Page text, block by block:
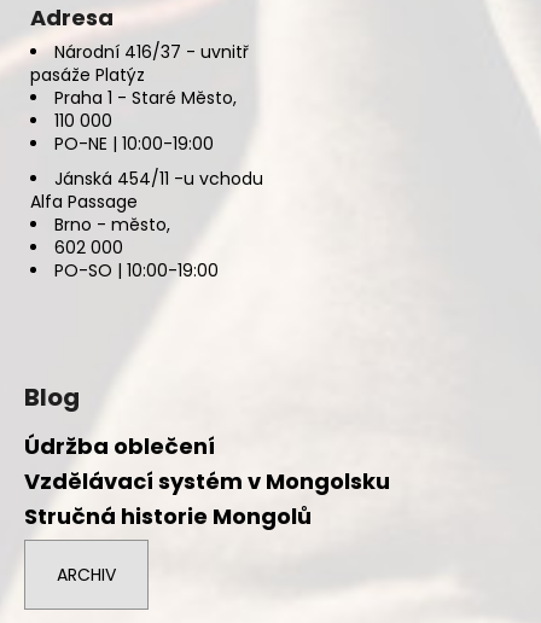
Adresa
Národní 416/37 - uvnitř
pasáže Platýz
Praha 1 - Staré Město,
110 000
PO-NE | 10:00-19:00
Jánská 454/11 -u vchodu
Alfa Passage
Brno - město,
602 000
PO-SO | 10:00-19:00
Blog
Údržba oblečení
Vzdělávací systém v Mongolsku
Stručná historie Mongolů
ARCHIV